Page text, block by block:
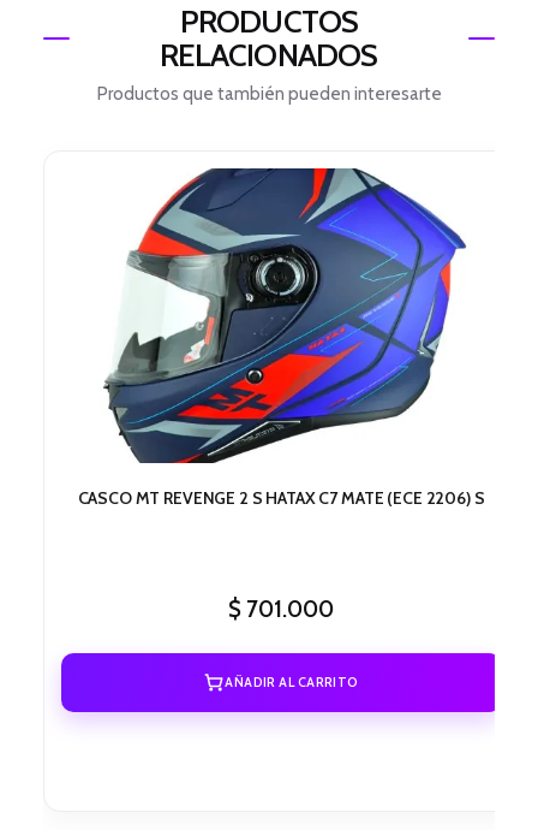
PRODUCTOS
RELACIONADOS
Productos que también pueden interesarte
CASCO MT REVENGE 2 S HATAX C7 MATE (ECE 2206) S
$ 701.000
AÑADIR AL CARRITO